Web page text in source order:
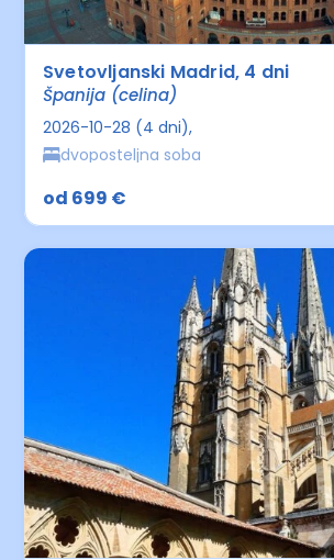
Svetovljanski Madrid, 4 dni
Španija (celina)
2026-10-28 (4 dni)
dvoposteljna soba
od 699 €